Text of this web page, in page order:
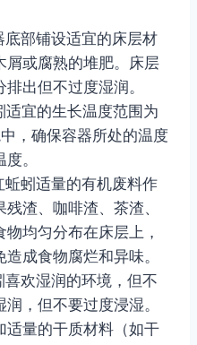
部铺设适宜的床层材
屑或腐熟的堆肥。床层
出但不过度湿润。
宜的生长温度范围为
，确保容器所处的温度
。
蚓适量的有机废料作
渣、咖啡渣、茶渣、
均匀分布在床层上，
成食物腐烂和异味。
欢湿润的环境，但不
，但不要过度浸湿。
适量的干质材料（如干